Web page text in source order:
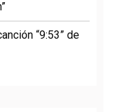
“9:53” de